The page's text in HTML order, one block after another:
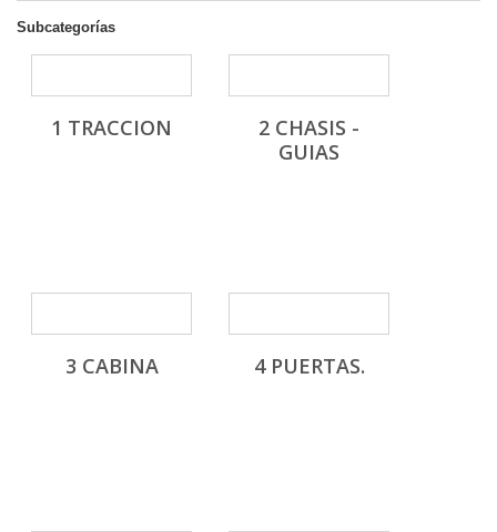
Subcategorías
1 TRACCION
2 CHASIS -
GUIAS
3 CABINA 4 PUERTAS.